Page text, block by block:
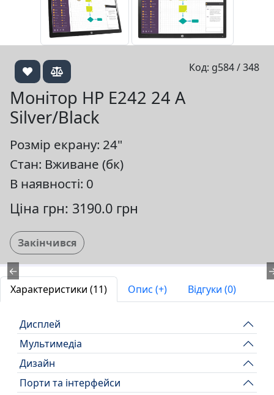
←
Код: g584 / 348
Монітор HP E242 24 A
Silver/Black
Розмір екрану: 24"
Стан: Вживане (бк)
В наявності: 0
Ціна грн: 3190.0 грн
Закінчився
Характеристики (11) Опис (+) Відгуки (0)
Дисплей
Мультимедіа
Дизайн
Порти та інтерфейси